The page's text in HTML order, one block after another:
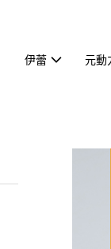
伊蕾 元動